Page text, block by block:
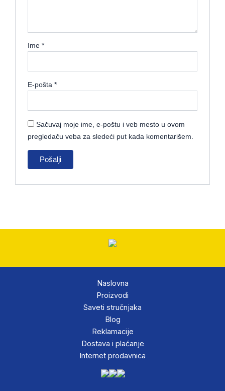
Ime*
E-pošta*
Sačuvaj moje ime, e-poštu i veb mesto u ovom
pregledaču veba za sledeći put kada komentarišem.
Naslovna
Proizvodi
Saveti stručnjaka
Blog
Reklamacije
Dostava i plaćanje
Internet prodavnica